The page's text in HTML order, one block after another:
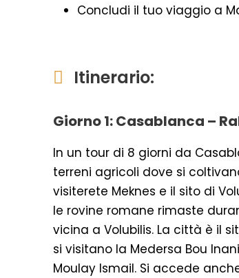
Concludi il tuo viaggio a
Itinerario:
Giorno 1: Casablanca –
In un tour di 8 giorni da
terreni agricoli dove si
visiterete Meknes e il sito di
le rovine romane rimaste
vicina a Volubilis. La città è il
si visitano la Medersa Bou
Moulay Ismail. Si accede